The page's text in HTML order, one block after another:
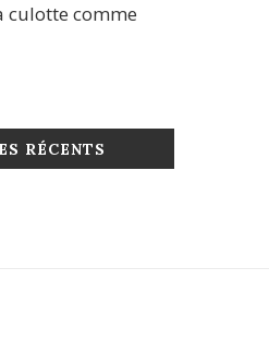
culotte comme
RÉCENTS